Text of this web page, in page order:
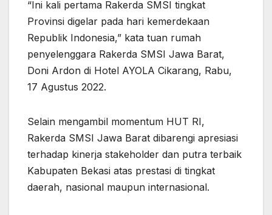
“Ini kali pertama Rakerda SMSI tingkat
Provinsi digelar pada hari kemerdekaan
Republik Indonesia,” kata tuan rumah
penyelenggara Rakerda SMSI Jawa Barat,
Doni Ardon di Hotel AYOLA Cikarang, Rabu,
17 Agustus 2022.
Selain mengambil momentum HUT RI,
Rakerda SMSI Jawa Barat dibarengi apresiasi
terhadap kinerja stakeholder dan putra terbaik
Kabupaten Bekasi atas prestasi di tingkat
daerah, nasional maupun internasional.